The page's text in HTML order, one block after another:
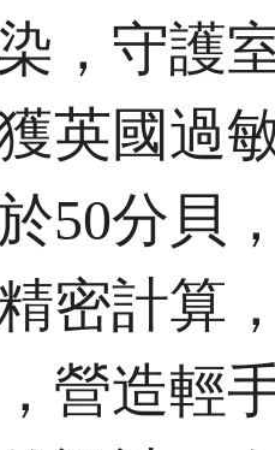
，守護
英國過
50分貝
密計算
營造輕